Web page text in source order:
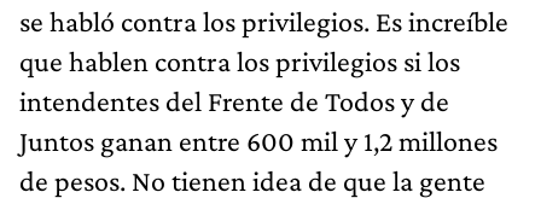
se habló contra los privilegios. Es increíble
que hablen contra los privilegios si los
intendentes del Frente de Todos y de
Juntos ganan entre 600 mil y 1,2 millones
de pesos. No tienen idea de que la gente